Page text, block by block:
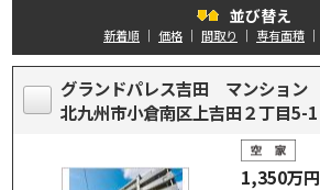
並び替え
新着順 ｜ 価格 ｜ 間取り ｜ 専有面積 ｜
グランドパレス吉田 マンション
北九州市小倉南区上吉田２丁目5-1
1,350万円